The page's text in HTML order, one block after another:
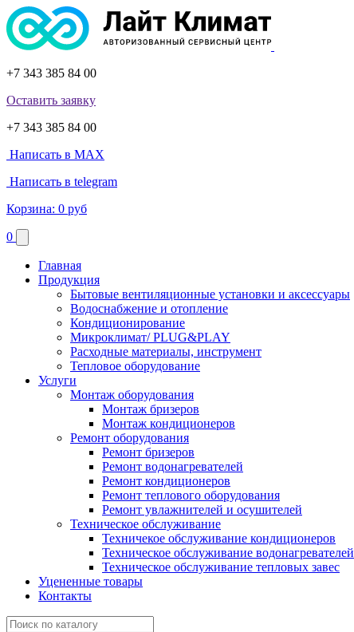
+7 343 385 84 00
Оставить заявку
+7 343 385 84 00
Написать в MAX
Написать в telegram
Корзина: 0 руб
0
Главная
Продукция
Бытовые вентиляционные установки и аксессуары
Водоснабжение и отопление
Кондиционирование
Микроклимат/ PLUG&PLAY
Расходные материалы, инструмент
Тепловое оборудование
Услуги
Монтаж оборудования
Монтаж бризеров
Монтаж кондиционеров
Ремонт оборудования
Ремонт бризеров
Ремонт водонагревателей
Ремонт кондиционеров
Ремонт теплового оборудования
Ремонт увлажнителей и осушителей
Техническое обслуживание
Техничекое обслуживание кондиционеров
Техническое обслуживание водонагревателей
Техническое обслуживание тепловых завес
Уцененные товары
Контакты